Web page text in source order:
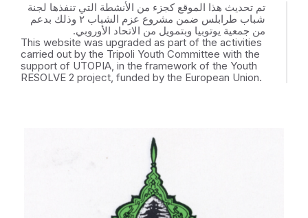
تم تحديث هذا الموقع كجزء من الأنشطة التي تنفذها لجنة
شباب طرابلس ضمن مشروع عزم الشباب ٢ وذلك بدعم
من جمعية يوتوبيا وبتمويل من الاتحاد الأوروبي.
This website was upgraded as part of the activities
carried out by the Tripoli Youth Committee with the
support of UTOPIA, in the framework of the Youth
RESOLVE 2 project, funded by the European Union.